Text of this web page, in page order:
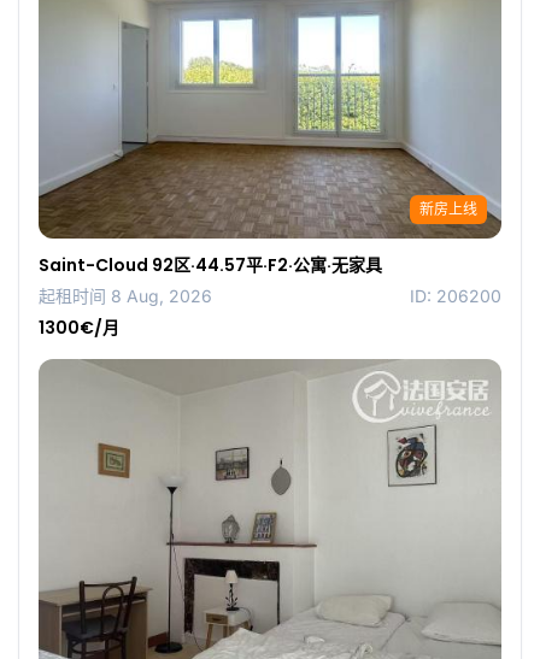
新房上线
Saint-Cloud 92区·44.57平·F2·公寓·无家具
起租时间 8 Aug, 2026 ID: 206200
1300€/月